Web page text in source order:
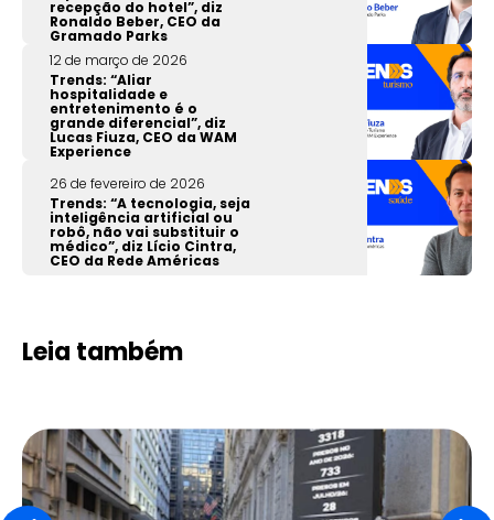
recepção do hotel”, diz
Ronaldo Beber, CEO da
Gramado Parks
12 de março de 2026
Trends: “Aliar
hospitalidade e
entretenimento é o
grande diferencial”, diz
Lucas Fiuza, CEO da WAM
Experience
26 de fevereiro de 2026
Trends: “A tecnologia, seja
inteligência artificial ou
robô, não vai substituir o
médico”, diz Lício Cintra,
CEO da Rede Américas
Leia também